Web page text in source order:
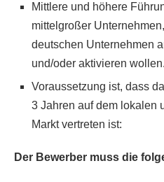
Mittlere und höhere
mittelgroßer
deutschen Unternehmen
und/oder aktivieren wollen.
Voraussetzung ist, dass
3 Jahren auf dem lokalen
Markt vertreten ist:
Der Bewerber muss die